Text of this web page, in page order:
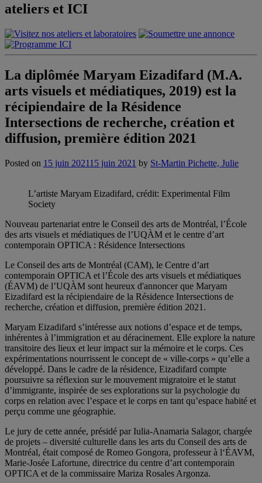
ateliers et ICI
La diplômée Maryam Eizadifard (M.A.
arts visuels et médiatiques, 2019) est la
récipiendaire de la Résidence
Intersections de recherche, création et
diffusion, première édition 2021
Posted on 15 juin 202115 juin 2021 by St-Martin Pichette, Julie
L’artiste Maryam Eizadifard, crédit: Experimental Film
Society
Nouveau partenariat entre le Conseil des arts de Montréal, l’École
des arts visuels et médiatiques de l’UQÀM et le centre d’art
contemporain OPTICA : Résidence Intersections
Le Conseil des arts de Montréal (CAM), le Centre d’art
contemporain OPTICA et l’École des arts visuels et médiatiques
(ÉAVM) de l’UQÀM sont heureux d'annoncer que Maryam
Eizadifard est la récipiendaire de la Résidence Intersections de
recherche, création et diffusion, première édition 2021.
Maryam Eizadifard s’intéresse aux notions d’espace et de temps,
inhérentes à l’immigration et au déracinement. Elle explore la nature
transitoire des lieux et leur impact sur la mémoire et le corps. Ces
expérimentations nourrissent le concept de « ville-corps » qu’elle a
développé. Dans le cadre de la résidence, Eizadifard compte
poursuivre sa réflexion sur le mouvement migratoire et le statut
d’immigrante, inspirée de ses explorations sur la psychologie du
corps en relation avec l’espace et le corps en tant qu’espace habité et
perçu comme une géographie.
Le jury de cette année, présidé par Iulia-Anamaria Salagor, chargée
de projets – diversité culturelle dans les arts du Conseil des arts de
Montréal, était composé de Romeo Gongora, professeur à l‘ÉAVM,
Marie-Josée Lafortune, directrice du centre d’art contemporain
OPTICA et de la commissaire Mariza Rosales Argonza.